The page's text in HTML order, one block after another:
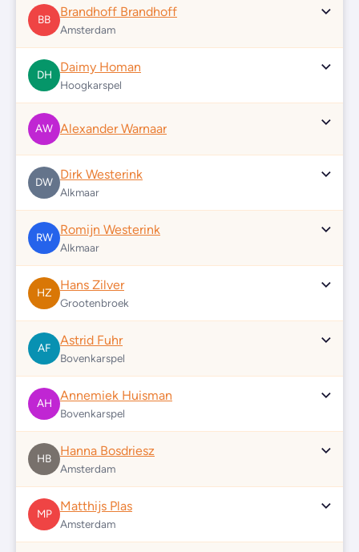
BB
Brandhoff Brandhoff
Amsterdam
DH
Daimy Homan
Hoogkarspel
AW Alexander Warnaar
DW
Dirk Westerink
Alkmaar
RW
Romijn Westerink
Alkmaar
HZ
Hans Zilver
Grootenbroek
AF
Astrid Fuhr
Bovenkarspel
AH
Annemiek Huisman
Bovenkarspel
HB
Hanna Bosdriesz
Amsterdam
MP
Matthijs Plas
Amsterdam